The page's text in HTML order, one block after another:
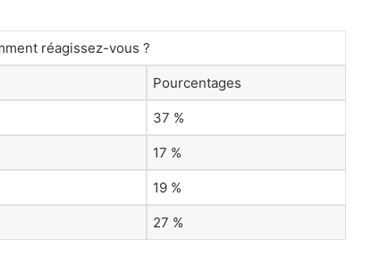
réagissez-vous ?
Pourcentages
37 %
17 %
19 %
27 %